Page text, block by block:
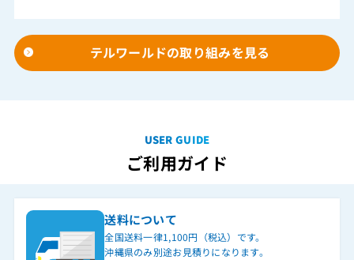
テルワールドの取り組みを見る
USER GUIDE
ご利用ガイド
送料について
全国送料一律1,100円（税込）です。
沖縄県のみ別途お見積りになります。